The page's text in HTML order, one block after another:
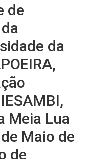
de
da
Meia Lua
Maio de
de